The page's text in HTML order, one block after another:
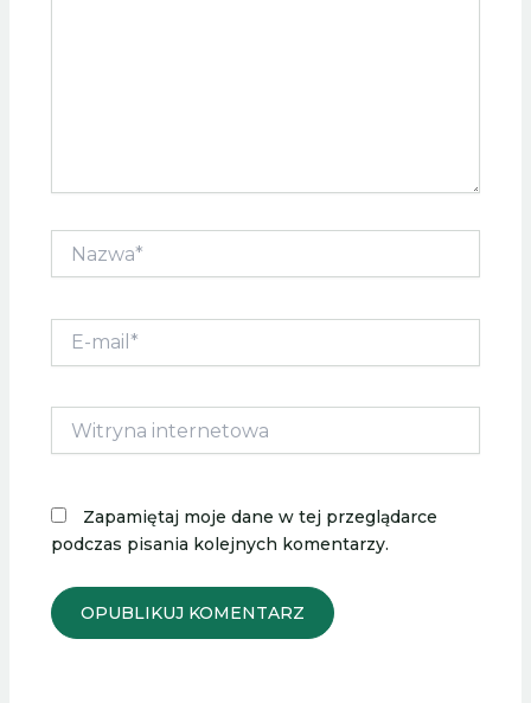
mail*
Witryna
internetowa
Zapamiętaj moje dane w tej przeglądarce
podczas pisania kolejnych komentarzy.